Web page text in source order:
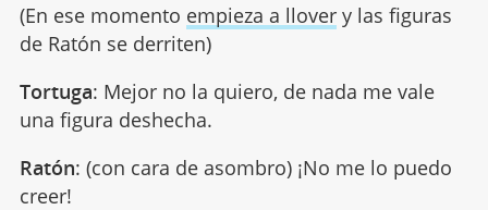
(En ese momento empieza a llovery las figuras
de Ratón se derriten)
Tortuga: Mejor no la quiero, de nada me vale
una figura deshecha.
Ratón: (con cara de asombro) ¡No me lo puedo
creer!